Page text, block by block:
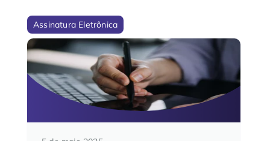
Assinatura Eletrônica